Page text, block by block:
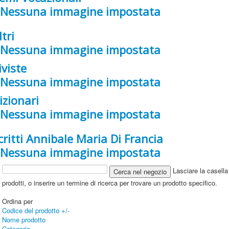
Annibale Maria Di Francia
Lasciare la
prodotti, o inserire un termine di ricerca per trovare un prodotto specifico.
Ordina per
Codice del prodotto +/-
Nome prodotto